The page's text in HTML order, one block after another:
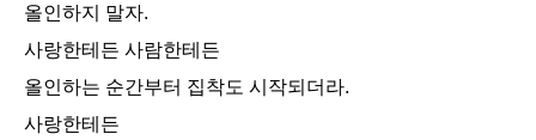
올인하지 말자.
사랑한테든 사람한테든
올인하는 순간부터 집착도 시작되더라.
사랑한테든